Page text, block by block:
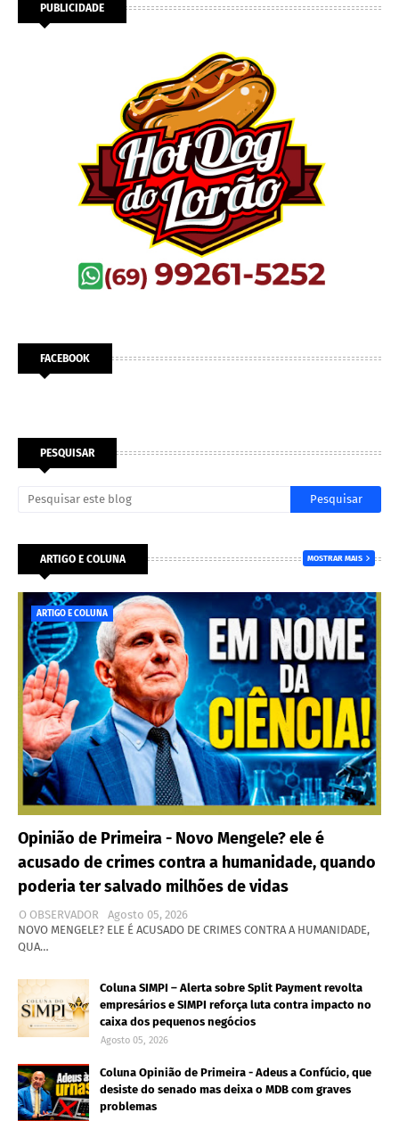
PUBLICIDADE
FACEBOOK
PESQUISAR
ARTIGO E COLUNA MOSTRAR MAIS
ARTIGO E COLUNA
Opinião de Primeira - Novo Mengele? ele é
acusado de crimes contra a humanidade, quando
poderia ter salvado milhões de vidas
O OBSERVADOR
Agosto 05, 2026
NOVO MENGELE? ELE É ACUSADO DE CRIMES CONTRA A HUMANIDADE,
QUA…
Coluna SIMPI – Alerta sobre Split Payment revolta
empresários e SIMPI reforça luta contra impacto no
caixa dos pequenos negócios
Agosto 05, 2026
Coluna Opinião de Primeira - Adeus a Confúcio, que
desiste do senado mas deixa o MDB com graves
problemas